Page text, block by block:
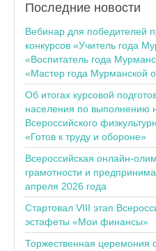
Последние новости
Вебинар для победителей
конкурсов «Учитель года
«Воспитатель года
«Мастер года Мурманской
Об итогах курсовой
населения по выполнению
Всероссийского
«Готов к труду и обороне»
Всероссийская онлайн-
грамотности и
апреля 2026 года
Стартовал VIII этап
эстафеты «Мои финансы»
Торжественная церемония